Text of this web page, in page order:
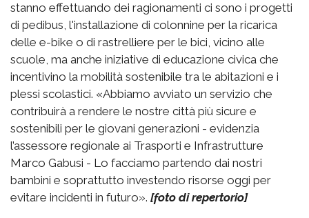
stanno effettuando dei ragionamenti ci sono i progetti
di pedibus, l'installazione di colonnine per la ricarica
delle e-bike o di rastrelliere per le bici, vicino alle
scuole, ma anche iniziative di educazione civica che
incentivino la mobilità sostenibile tra le abitazioni e i
plessi scolastici. «Abbiamo avviato un servizio che
contribuirà a rendere le nostre città più sicure e
sostenibili per le giovani generazioni - evidenzia
l’assessore regionale ai Trasporti e Infrastrutture
Marco Gabusi - Lo facciamo partendo dai nostri
bambini e soprattutto investendo risorse oggi per
evitare incidenti in futuro». [foto di repertorio]